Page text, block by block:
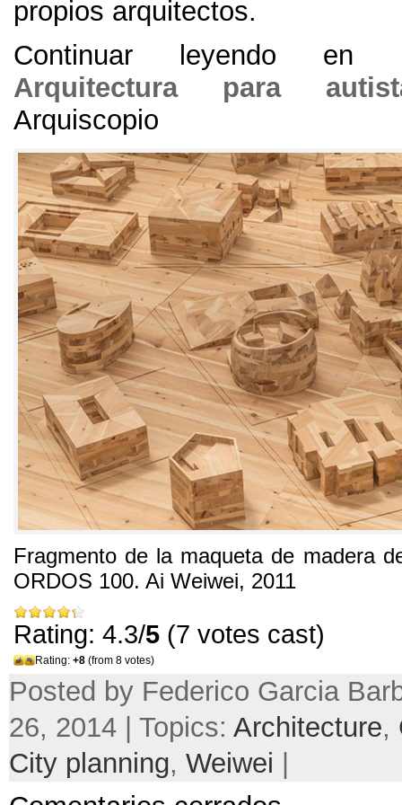
propios arquitectos.
Continuar leyendo en
Arquitectura para
Arquiscopio
Fragmento de la maqueta de madera
ORDOS 100. Ai Weiwei, 2011
Rating: 4.3/5 (7 votes cast)
Rating: +8 (from 8 votes)
Posted by Federico Garcia
26, 2014 | Topics: Architecture,
City planning, Weiwei